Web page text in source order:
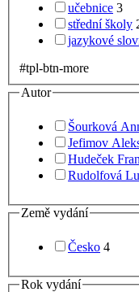
učebnice 3
střední školy
jazykové
#tpl-btn-more
Autor
Šourková
Jefimov
Hudeček
Rudolfová
Země vydání
Česko 4
Rok vydání